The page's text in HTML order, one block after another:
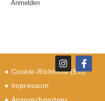
Anmelden
Cookie-Richtlinie (EU)
Impressum